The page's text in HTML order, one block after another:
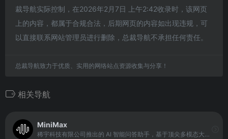
裁导航实际控制，在2026年2月7日 上午2:42收录时，该网页
上的内容，都属于合规合法，后期网页的内容如出现违规，可
以直接联系网站管理员进行删除，总裁导航不承担任何责任。
总裁导航致力于优质、实用的网络站点资源收集与分享！
相关导航
MiniMax
稀宇科技有限公司推出的 AI 智能问答助手，基于顶尖多模态大语言模型打造的智能AI伙伴，支持MCP多智能体协作，让AI团队为你高效解决复杂问题。10倍速获取信息，10倍速解决问题，无论你是学生、职场人士、自由工作者还是创作者，Agent都能随叫随到，一触即用。